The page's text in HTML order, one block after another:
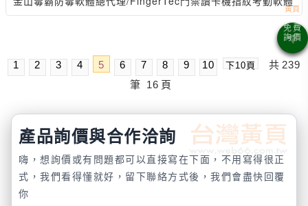
1 2 3 4 5 6 7 8 9 10 下10頁 共 239
筆 16 頁
產品詢價與合作洽詢
嗨，想詢價或有問題都可以直接寫在下面，不用寫得很正
式，我們看得懂就好，留下聯絡方式後，我們會盡快回覆
你